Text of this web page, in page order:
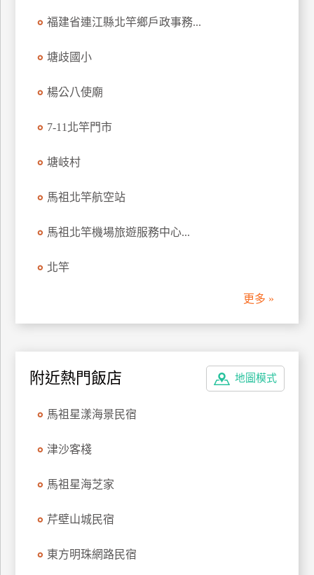
福建省連江縣北竿鄉戶政事務...
塘歧國小
楊公八使廟
7-11北竿門市
塘岐村
馬祖北竿航空站
馬祖北竿機場旅遊服務中心...
北竿
更多 »
地圖模式
附近熱門飯店
馬祖星漾海景民宿
津沙客棧
馬祖星海芝家
芹壁山城民宿
東方明珠網路民宿